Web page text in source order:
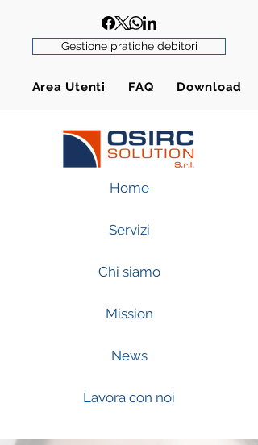
Gestione pratiche debitori
Area Utenti FAQ Download
Home
Servizi
Chi siamo
Mission
News
Lavora con noi